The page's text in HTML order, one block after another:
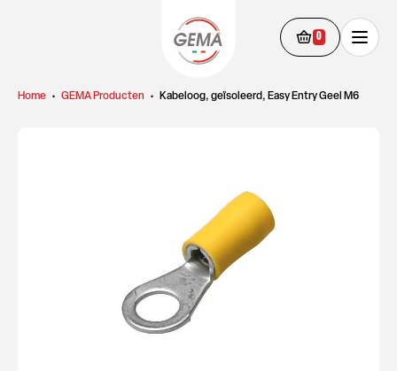
0
Home • GEMA Producten • Kabeloog, geïsoleerd, Easy Entry Geel M6